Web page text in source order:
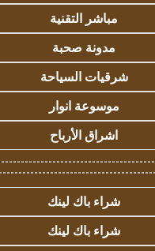
مباشر التقنية
مدونة صحبة
شرقيات السياحة
موسوعة انوار
اشراق الأرباح
شراء باك لينك
شراء باك لينك